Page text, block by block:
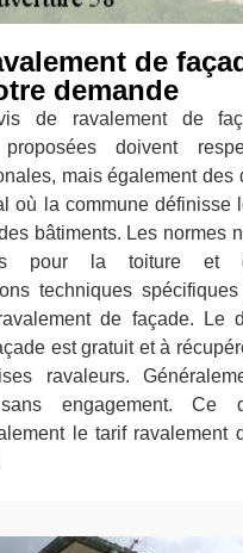
de
demande
de ravalement de
proposées doivent
mais également des
où la commune définisse
bâtiments. Les normes
pour la toiture et
techniques
de façade. Le
est gratuit et à
ravaleurs.
engagement. Ce
le tarif ravalement